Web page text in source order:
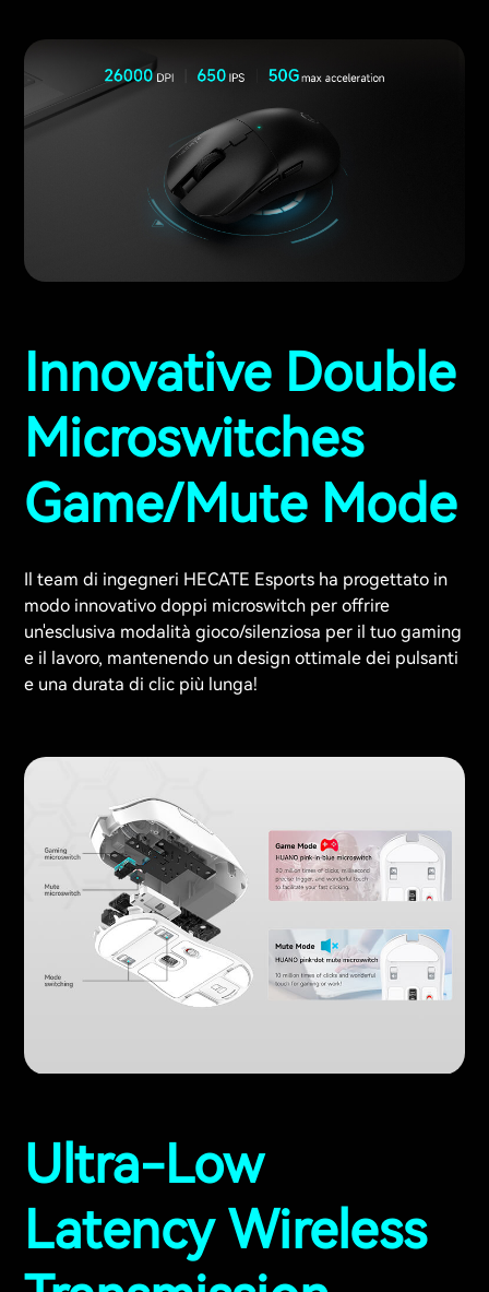
Innovative Double
Microswitches
Game/Mute Mode
Il team di ingegneri HECATE Esports ha progettato in
modo innovativo doppi microswitch per offrire
un'esclusiva modalità gioco/silenziosa per il tuo gaming
e il lavoro, mantenendo un design ottimale dei pulsanti
e una durata di clic più lunga!
Ultra-Low
Latency Wireless